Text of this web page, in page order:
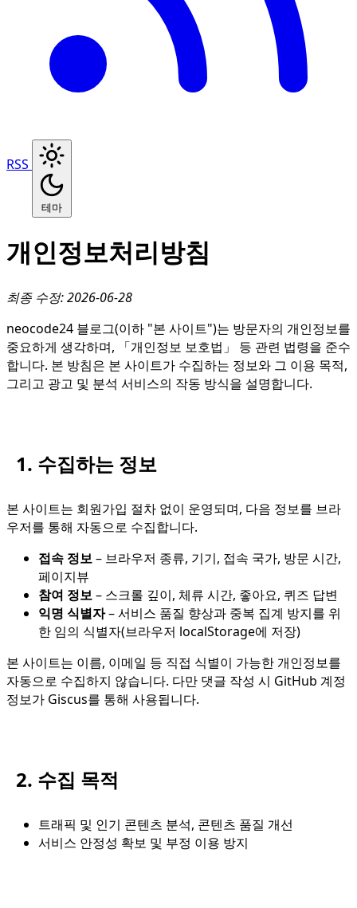
RSS
테마
개인정보처리방침
최종 수정: 2026-06-28
neocode24 블로그(이하 "본 사이트")는 방문자의 개인정보를
중요하게 생각하며, 「개인정보 보호법」 등 관련 법령을 준수
합니다. 본 방침은 본 사이트가 수집하는 정보와 그 이용 목적,
그리고 광고 및 분석 서비스의 작동 방식을 설명합니다.
1. 수집하는 정보
본 사이트는 회원가입 절차 없이 운영되며, 다음 정보를 브라
우저를 통해 자동으로 수집합니다.
접속 정보– 브라우저 종류, 기기, 접속 국가, 방문 시간,
페이지뷰
참여 정보– 스크롤 깊이, 체류 시간, 좋아요, 퀴즈 답변
익명 식별자– 서비스 품질 향상과 중복 집계 방지를 위
한 임의 식별자(브라우저 localStorage에 저장)
본 사이트는 이름, 이메일 등 직접 식별이 가능한 개인정보를
자동으로 수집하지 않습니다. 다만 댓글 작성 시 GitHub 계정
정보가 Giscus를 통해 사용됩니다.
2. 수집 목적
트래픽 및 인기 콘텐츠 분석, 콘텐츠 품질 개선
서비스 안정성 확보 및 부정 이용 방지